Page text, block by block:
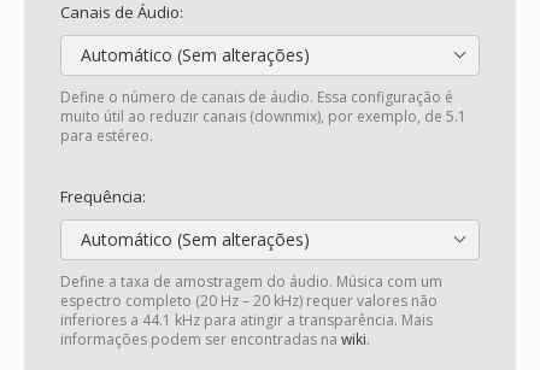
Canais de Áudio:
Automático (Sem alterações)
Define o número de canais de áudio. Essa configuração é
muito útil ao reduzir canais (downmix), por exemplo, de 5.1
para estéreo.
Frequência:
Automático (Sem alterações)
Define a taxa de amostragem do áudio. Música com um
espectro completo (20 Hz – 20 kHz) requer valores não
inferiores a 44.1 kHz para atingir a transparência. Mais
informações podem ser encontradas na wiki.